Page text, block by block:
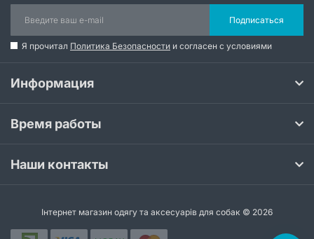
Подписаться
Я прочитал Политика Безопасности и согласен с условиями
Информация
Время работы
Наши контакты
Інтернет магазин одягу та аксесуарів для собак © 2026